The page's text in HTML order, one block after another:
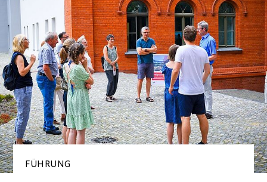
FÜHRUNG